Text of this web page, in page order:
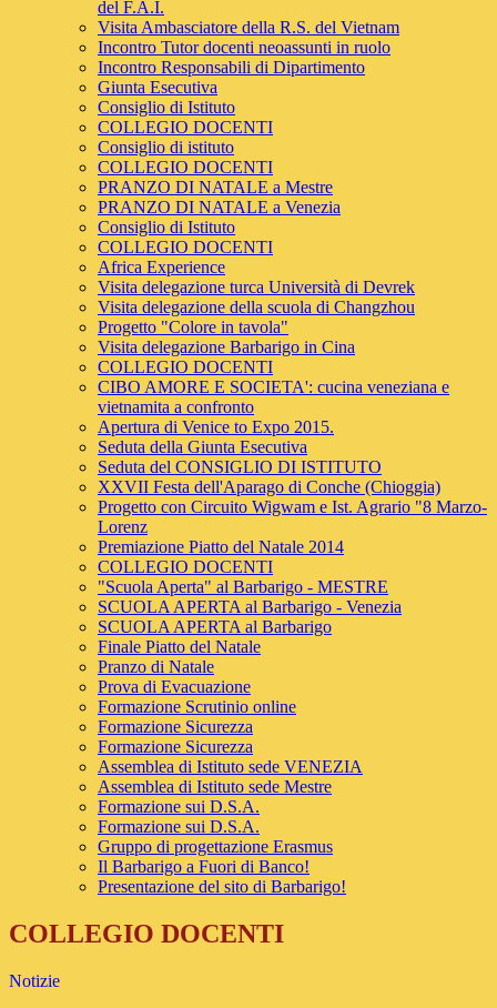
del F.A.I.
Visita Ambasciatore della R.S. del Vietnam
Incontro Tutor docenti neoassunti in ruolo
Incontro Responsabili di Dipartimento
Giunta Esecutiva
Consiglio di Istituto
COLLEGIO DOCENTI
Consiglio di istituto
COLLEGIO DOCENTI
PRANZO DI NATALE a Mestre
PRANZO DI NATALE a Venezia
Consiglio di Istituto
COLLEGIO DOCENTI
Africa Experience
Visita delegazione turca Università di Devrek
Visita delegazione della scuola di Changzhou
Progetto "Colore in tavola"
Visita delegazione Barbarigo in Cina
COLLEGIO DOCENTI
CIBO AMORE E SOCIETA': cucina veneziana e
vietnamita a confronto
Apertura di Venice to Expo 2015.
Seduta della Giunta Esecutiva
Seduta del CONSIGLIO DI ISTITUTO
XXVII Festa dell'Aparago di Conche (Chioggia)
Progetto con Circuito Wigwam e Ist. Agrario "8 Marzo-
Lorenz
Premiazione Piatto del Natale 2014
COLLEGIO DOCENTI
"Scuola Aperta" al Barbarigo - MESTRE
SCUOLA APERTA al Barbarigo - Venezia
SCUOLA APERTA al Barbarigo
Finale Piatto del Natale
Pranzo di Natale
Prova di Evacuazione
Formazione Scrutinio online
Formazione Sicurezza
Formazione Sicurezza
Assemblea di Istituto sede VENEZIA
Assemblea di Istituto sede Mestre
Formazione sui D.S.A.
Formazione sui D.S.A.
Gruppo di progettazione Erasmus
Il Barbarigo a Fuori di Banco!
Presentazione del sito di Barbarigo!
COLLEGIO DOCENTI
Notizie